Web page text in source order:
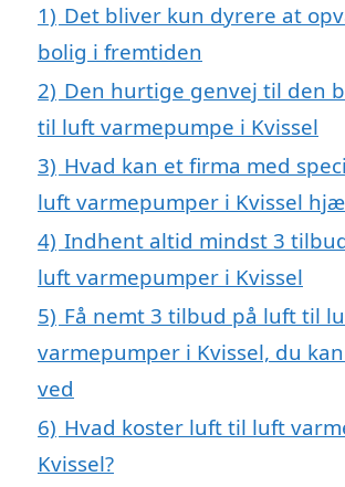
1) Det bliver kun dyrere at
bolig i fremtiden
2) Den hurtige genvej til den
til luft varmepumpe i Kvissel
3) Hvad kan et firma med
luft varmepumper i Kvissel
4) Indhent altid mindst 3
luft varmepumper i Kvissel
5) Få nemt 3 tilbud på luft til
varmepumper i Kvissel, du
ved
6) Hvad koster luft til luft
Kvissel?